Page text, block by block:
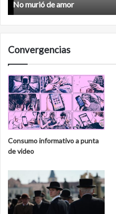
Convergencias
Consumo informativo a punta
de video